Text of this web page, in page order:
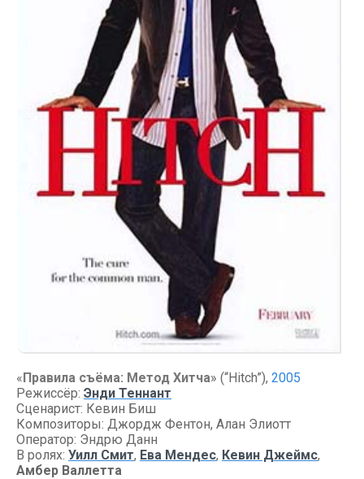
«Правила съёма: Метод Хитча» (“Hitch”), 2005
Режиссёр: Энди Теннант
Сценарист: Кевин Биш
Композиторы: Джордж Фентон, Алан Элиотт
Оператор: Эндрю Данн
В ролях: Уилл Смит, Ева Мендес, Кевин Джеймс,
Амбер Валлетта